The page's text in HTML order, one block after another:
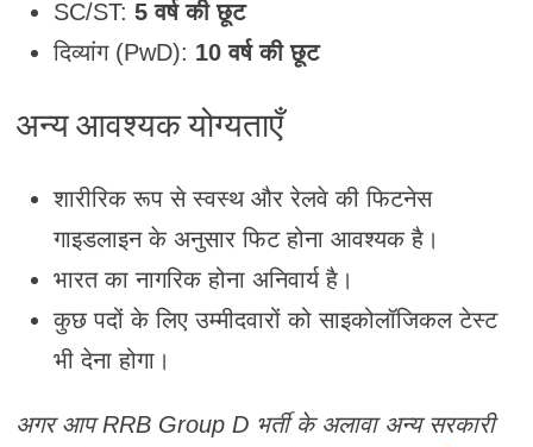
SC/ST: 5 वर्ष की छूट
दिव्यांग (PwD): 10 वर्ष की छूट
अन्य आवश्यक योग्यताएँ
शारीरिक रूप से स्वस्थ और रेलवे की फिटनेस
गाइडलाइन के अनुसार फिट होना आवश्यक है।
भारत का नागरिक होना अनिवार्य है।
कुछ पदों के लिए उम्मीदवारों को साइकोलॉजिकल टेस्ट
भी देना होगा।
अगर आप RRB Group D भर्ती के अलावा अन्य सरकारी